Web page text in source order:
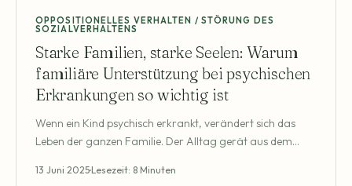
OPPOSITIONELLES VERHALTEN / STÖRUNG DES
SOZIALVERHALTENS
Starke Familien, starke Seelen: Warum
familiäre Unterstützung bei psychischen
Erkrankungen so wichtig ist
Wenn ein Kind psychisch erkrankt, verändert sich das
Leben der ganzen Familie. Der Alltag gerät aus dem
sich: Was hilft jetzt wirklich? Wie kann ich mein Kind
13 Juni 2025 Lesezeit: 8 Minuten